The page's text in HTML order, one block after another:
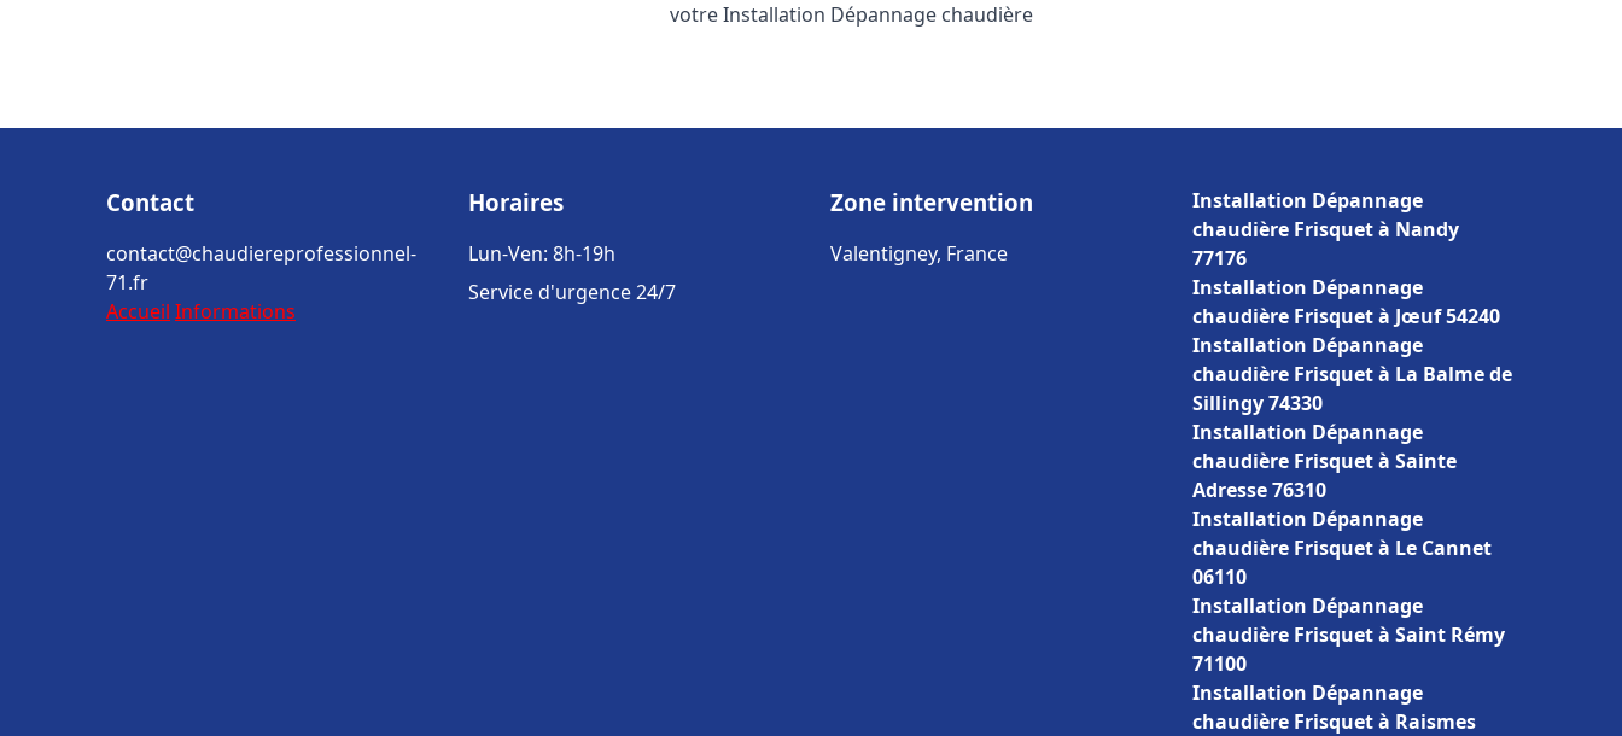
votre Installation Dépannage chaudière
Contact
contact@chaudiereprofessionnel-
71.fr
Accueil Informations
Horaires
Lun-Ven: 8h-19h
Service d'urgence 24/7
Zone intervention
Valentigney, France
Installation Dépannage
chaudière Frisquet à Nandy
77176
Installation Dépannage
chaudière Frisquet à Jœuf 54240
Installation Dépannage
chaudière Frisquet à La Balme de
Sillingy 74330
Installation Dépannage
chaudière Frisquet à Sainte
Adresse 76310
Installation Dépannage
chaudière Frisquet à Le Cannet
06110
Installation Dépannage
chaudière Frisquet à Saint Rémy
71100
Installation Dépannage
chaudière Frisquet à Raismes